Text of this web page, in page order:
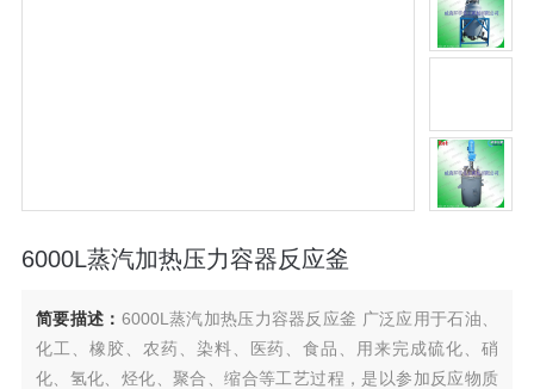
6000L蒸汽加热压力容器反应釜
简要描述： 6000L蒸汽加热压力容器反应釜 广泛应用于石油、
化工、橡胶、农药、染料、医药、食品、用来完成硫化、硝
化、氢化、烃化、聚合、缩合等工艺过程，是以参加反应物质